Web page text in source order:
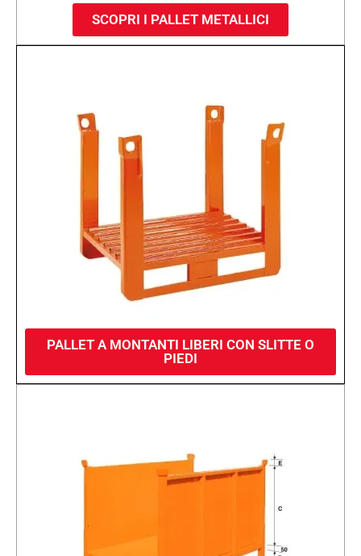
SCOPRI I PALLET METALLICI
PALLET A MONTANTI LIBERI CON SLITTE O
PIEDI